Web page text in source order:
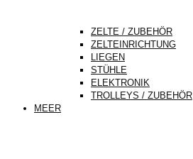
ZELTE / ZUBEHÖR
ZELTEINRICHTUNG
LIEGEN
STÜHLE
ELEKTRONIK
TROLLEYS / ZUBEHÖR
MEER